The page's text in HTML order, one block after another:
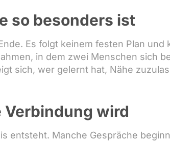
so besonders ist
Es folgt keinem festen Plan und
in dem zwei Menschen sich
sich, wer gelernt hat, Nähe
Verbindung wird
entsteht. Manche Gespräche